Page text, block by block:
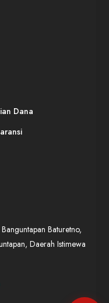
Dana
Baturetno,
Daerah Istimewa